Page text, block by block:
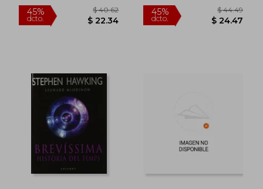
dcto. $ 40.98
45%
dcto.
Nuevo